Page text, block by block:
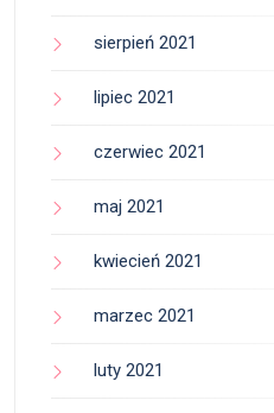
sierpień 2021
lipiec 2021
czerwiec 2021
maj 2021
kwiecień 2021
marzec 2021
luty 2021